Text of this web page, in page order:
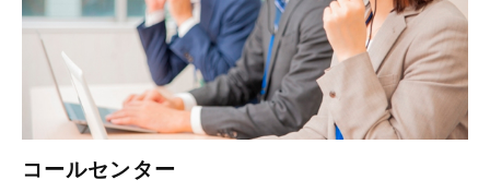
コールセンター